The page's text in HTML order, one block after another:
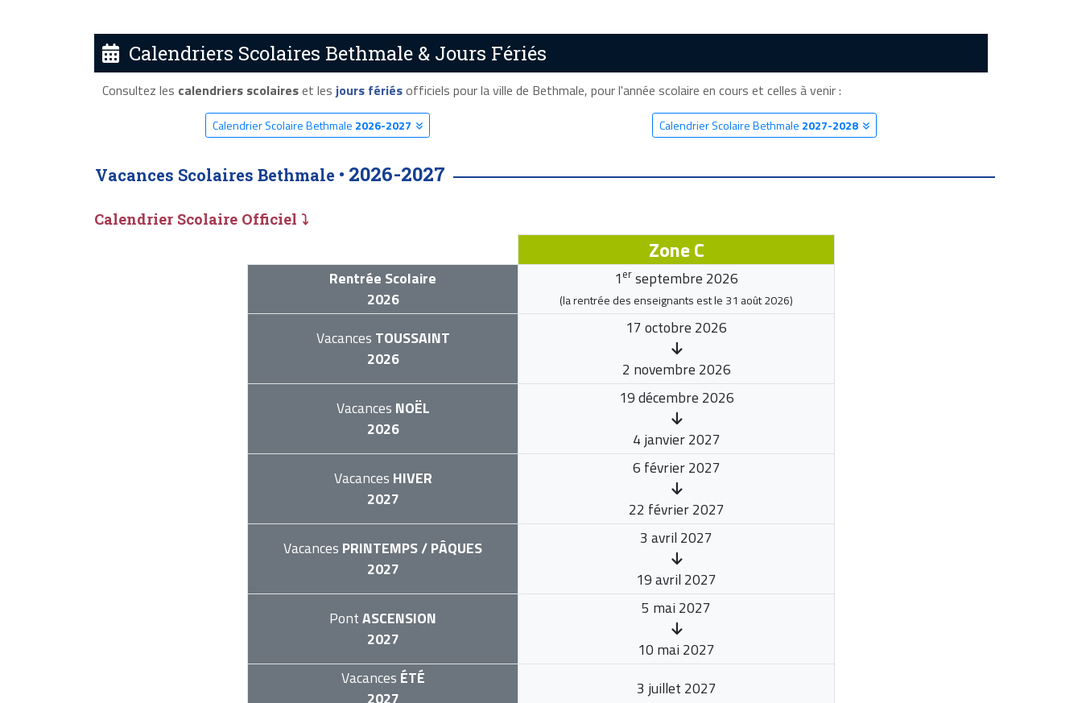
Calendriers Scolaires Bethmale & Jours Fériés
Consultez les calendriers scolaireset les jours fériésofficiels pour la ville de Bethmale, pour l'année scolaire en cours et celles à venir :
Calendrier Scolaire Bethmale 2026-2027 Calendrier Scolaire Bethmale 2027-2028
Vacances Scolaires Bethmale • 2026-2027
Calendrier Scolaire Officiel ⤵
Zone C
Rentrée Scolaire
2026
1 er septembre 2026
(la rentrée des enseignants est le 31 août 2026)
Vacances TOUSSAINT
2026
17 octobre 2026
2 novembre 2026
Vacances NOËL
2026
19 décembre 2026
4 janvier 2027
Vacances HIVER
2027
6 février 2027
22 février 2027
Vacances PRINTEMPS / PÂQUES
2027
3 avril 2027
19 avril 2027
PontASCENSION
2027
5 mai 2027
10 mai 2027
Vacances ÉTÉ
2027
3 juillet 2027